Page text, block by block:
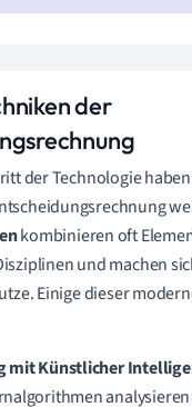
der
der Technologie
kombinieren oft
und machen
Einige dieser
mit Künstlicher